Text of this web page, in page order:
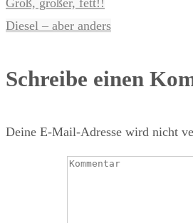
Groß, größer, fett!!
Diesel – aber anders
Schreibe einen
Deine E-Mail-Adresse wird nicht